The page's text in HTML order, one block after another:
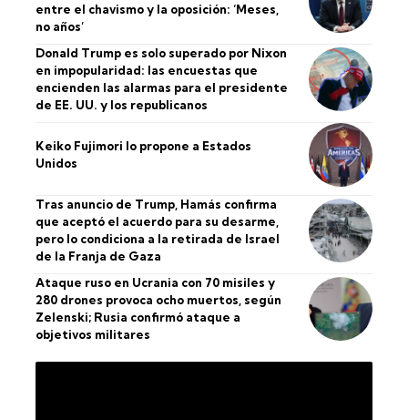
entre el chavismo y la oposición: ‘Meses,
no años’
Donald Trump es solo superado por Nixon
en impopularidad: las encuestas que
encienden las alarmas para el presidente
de EE. UU. y los republicanos
Keiko Fujimori lo propone a Estados
Unidos
Tras anuncio de Trump, Hamás confirma
que aceptó el acuerdo para su desarme,
pero lo condiciona a la retirada de Israel
de la Franja de Gaza
Ataque ruso en Ucrania con 70 misiles y
280 drones provoca ocho muertos, según
Zelenski; Rusia confirmó ataque a
objetivos militares